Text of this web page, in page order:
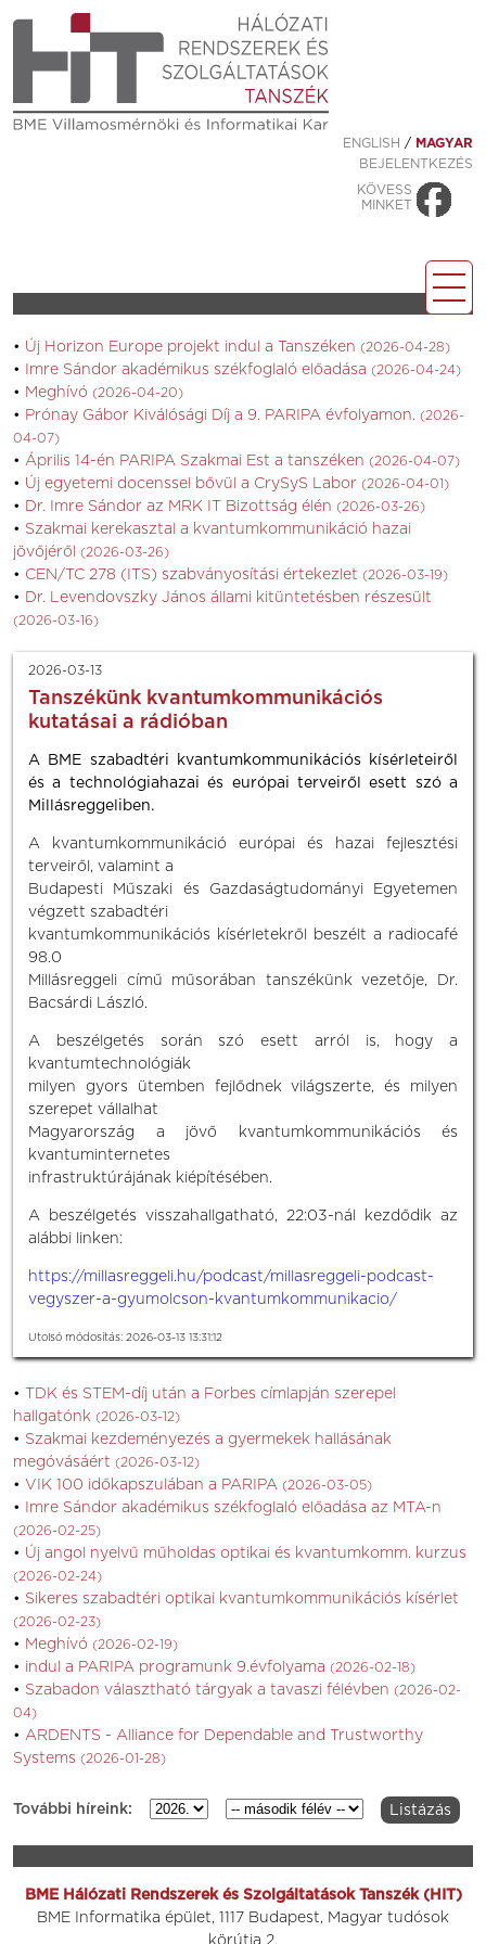
ENGLISH / MAGYAR
BEJELENTKEZÉS
KÖVESS
MINKET
Új Horizon Europe projekt indul a Tanszéken (2026-04-28)
Imre Sándor akadémikus székfoglaló előadása (2026-04-24)
Meghívó (2026-04-20)
Prónay Gábor Kiválósági Díj a 9. PARIPA évfolyamon. (2026-
04-07)
Április 14-én PARIPA Szakmai Est a tanszéken (2026-04-07)
Új egyetemi docenssel bővül a CrySyS Labor (2026-04-01)
Dr. Imre Sándor az MRK IT Bizottság élén (2026-03-26)
Szakmai kerekasztal a kvantumkommunikáció hazai
jövőjéről
(2026-03-26)
CEN/TC 278 (ITS) szabványosítási értekezlet (2026-03-19)
Dr. Levendovszky János állami kitüntetésben részesült
(2026-03-16)
2026-03-13
Tanszékünk kvantumkommunikációs
kutatásai a rádióban
A BME szabadtéri kvantumkommunikációs kísérleteiről
és a technológiahazai és európai terveiről esett szó a
Millásreggeliben.
A kvantumkommunikáció európai és hazai fejlesztési
terveiről, valamint a
Budapesti Műszaki és Gazdaságtudományi Egyetemen
végzett szabadtéri
kvantumkommunikációs kísérletekről beszélt a radiocafé
98.0
Millásreggeli című műsorában tanszékünk vezetője, Dr.
Bacsárdi László.
A beszélgetés során szó esett arról is, hogy a
kvantumtechnológiák
milyen gyors ütemben fejlődnek világszerte, és milyen
szerepet vállalhat
Magyarország a jövő kvantumkommunikációs és
kvantuminternetes
infrastruktúrájának kiépítésében.
A beszélgetés visszahallgatható, 22:03-nál kezdődik az
alábbi linken:
https://millasreggeli.hu/podcast/millasreggeli-podcast-
vegyszer-a-gyumolcson-kvantumkommunikacio/
Utolsó módosítás: 2026-03-13 13:31:12
TDK és STEM-díj után a Forbes címlapján szerepel
hallgatónk (2026-03-12)
Szakmai kezdeményezés a gyermekek hallásának
megóvásáért (2026-03-12)
VIK 100 időkapszulában a PARIPA (2026-03-05)
Imre Sándor akadémikus székfoglaló előadása az MTA-n
(2026-02-25)
Új angol nyelvű műholdas optikai és kvantumkomm. kurzus
(2026-02-24)
Sikeres szabadtéri optikai kvantumkommunikációs kísérlet
(2026-02-23)
Meghívó (2026-02-19)
indul a PARIPA programunk 9.évfolyama (2026-02-18)
Szabadon választható tárgyak a tavaszi félévben (2026-02-
04)
ARDENTS - Alliance for Dependable and Trustworthy
Systems (2026-01-28)
További híreink:
BME Hálózati Rendszerek és Szolgáltatások Tanszék (HIT)
BME Informatika épület, 1117 Budapest, Magyar tudósok
körútja 2.